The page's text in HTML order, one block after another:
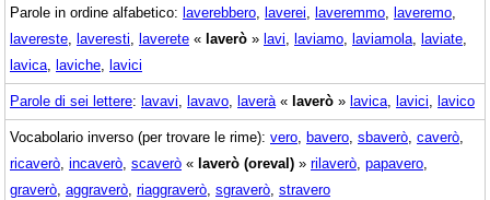
Parole in ordine alfabetico: laverebbero laverei laveremmo laveremo
lavereste laveresti laverete « laverò » lavi laviamo laviamola laviate
lavica laviche lavici
Parole di sei lettere: lavavi lavavo laverà « laverò » lavica lavici lavico
Vocabolario inverso (per trovare le rime): vero bavero sbaverò caverò
ricaverò incaverò scaverò « laverò (oreval) » rilaverò papavero
graverò aggraverò riaggraverò sgraverò stravero